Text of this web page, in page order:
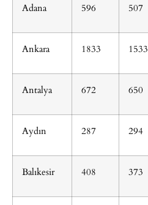
Adana 596 507
Ankara 1833 1533
Antalya 672 650
Aydın 287 294
Balıkesir 408 373